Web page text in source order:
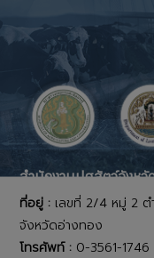
สำนักงานปศุสัตว์จังหวั
ที่อยู่ : เลขที่ 2/4 หมู่ 2 ต
จังหวัดอ่างทอง
โทรศัพท์ : 0-3561-